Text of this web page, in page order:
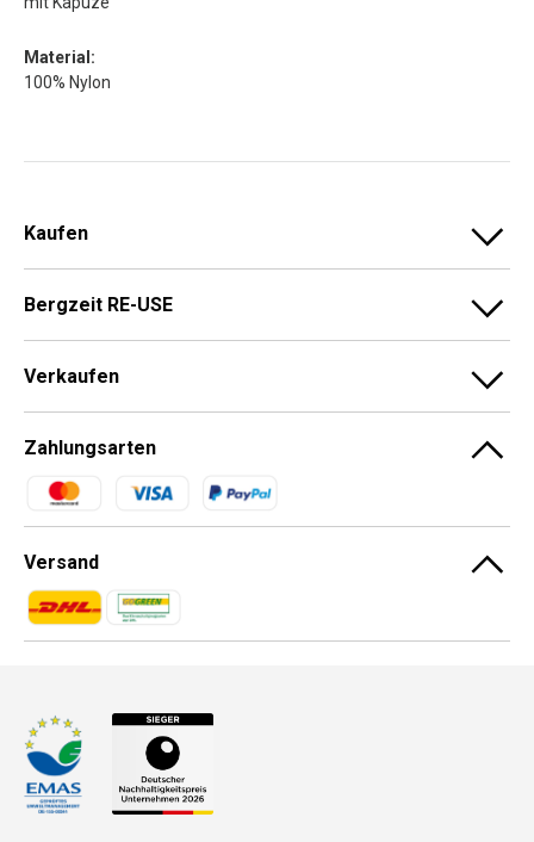
Material:
100% Nylon
Kaufen
Bergzeit RE-USE
Verkaufen
Zahlungsarten
Zahlungsmethoden
Versand
Zahlungsmethoden
Zahlungsmethoden